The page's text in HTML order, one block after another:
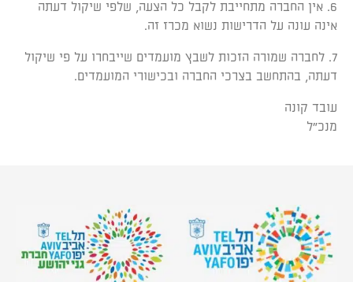
6. אין החברה מתחייבת לקבל כל הצעה, שלפי שיקול דעתה
אינה עונה על הדרישות נשוא מכרז זה.
7. לחברה שמורה הזכות לשבץ מועמדים שייבחרו על פי שיקול
דעתה, בהתחשב בצרכי החברה ובכישורי המועמדים.
עובד קונה
מנכ"ל